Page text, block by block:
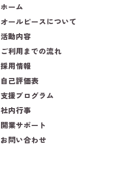
ホーム
オールピースについて
活動内容
ご利用までの流れ
採用情報
自己評価表
支援プログラム
社内行事
開業サポート
お問い合わせ